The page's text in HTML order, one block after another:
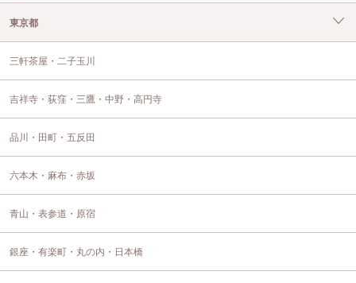
東京都
三軒茶屋・二子玉川
吉祥寺・荻窪・三鷹・中野・高円寺
品川・田町・五反田
六本木・麻布・赤坂
青山・表参道・原宿
銀座・有楽町・丸の内・日本橋